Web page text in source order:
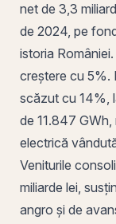
net de 3,3
de 2024, pe
istoria
creștere cu 5%.
scăzut cu 14%,
de 11.847
electrică
Veniturile
miliarde lei,
angro și de